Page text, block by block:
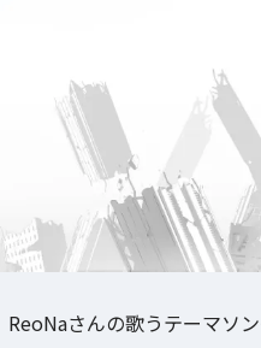
ReoNaさんの歌うテーマソ